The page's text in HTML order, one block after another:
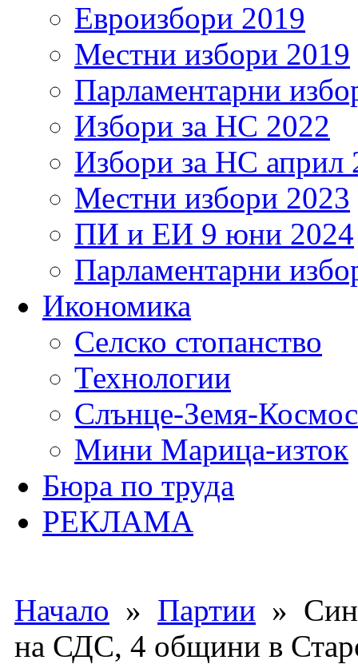
Евроизбори 2019
Местни избори 2019
Парламентарни
Избори за НС 2022
Избори за НС април
Местни избори 2023
ПИ и ЕИ 9 юни 2024
Парламентарни
Икономика
Селско стопанство
Технологии
Слънце-Земя-Космос
Мини Марица-изток
Бюра по труда
РЕКЛАМА
Начало » Партии »
на СДС, 4 общини в